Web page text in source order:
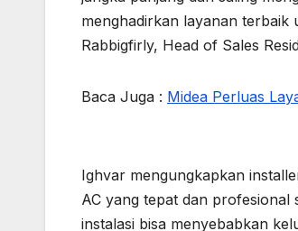
menghadirkan layanan terbaik
Rabbigfirly, Head of Sales
Baca Juga : Midea Perluas
Ighvar mengungkapkan
AC yang tepat dan profesional
instalasi bisa menyebabkan